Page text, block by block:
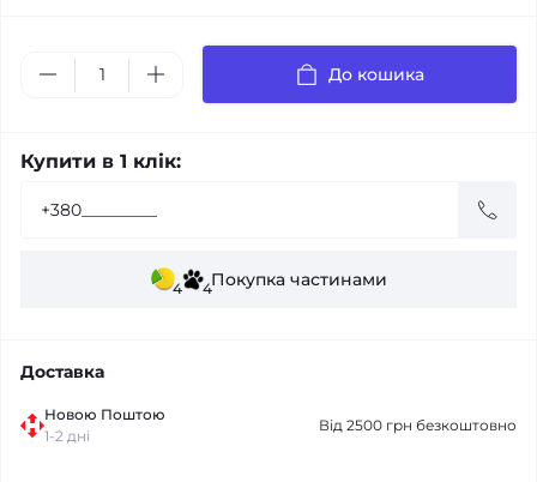
До кошика
Купити в 1 клік:
4 4Покупка частинами
Доставка
Новою Поштою
1-2 дні
Від 2500 грн безкоштовно